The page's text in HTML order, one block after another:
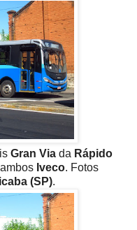
Gran Via da Rápido
Iveco. Fotos
(SP).